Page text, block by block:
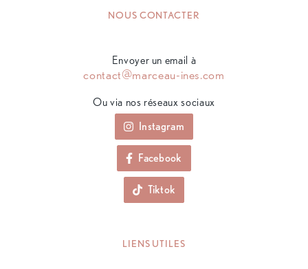
NOUS CONTACTER
Envoyer un email à
contact@marceau-ines.com
Ou via nos réseaux sociaux
Instagram
Facebook
Tiktok
LIENS UTILES